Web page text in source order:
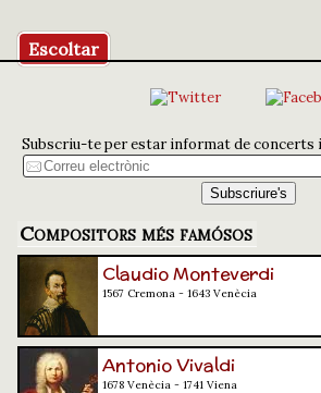
Escoltar
Subscriu-te per estar informat de concerts
Compositors més famósos
Claudio Monteverdi
1567 Cremona - 1643 Venècia
Antonio Vivaldi
1678 Venècia - 1741 Viena